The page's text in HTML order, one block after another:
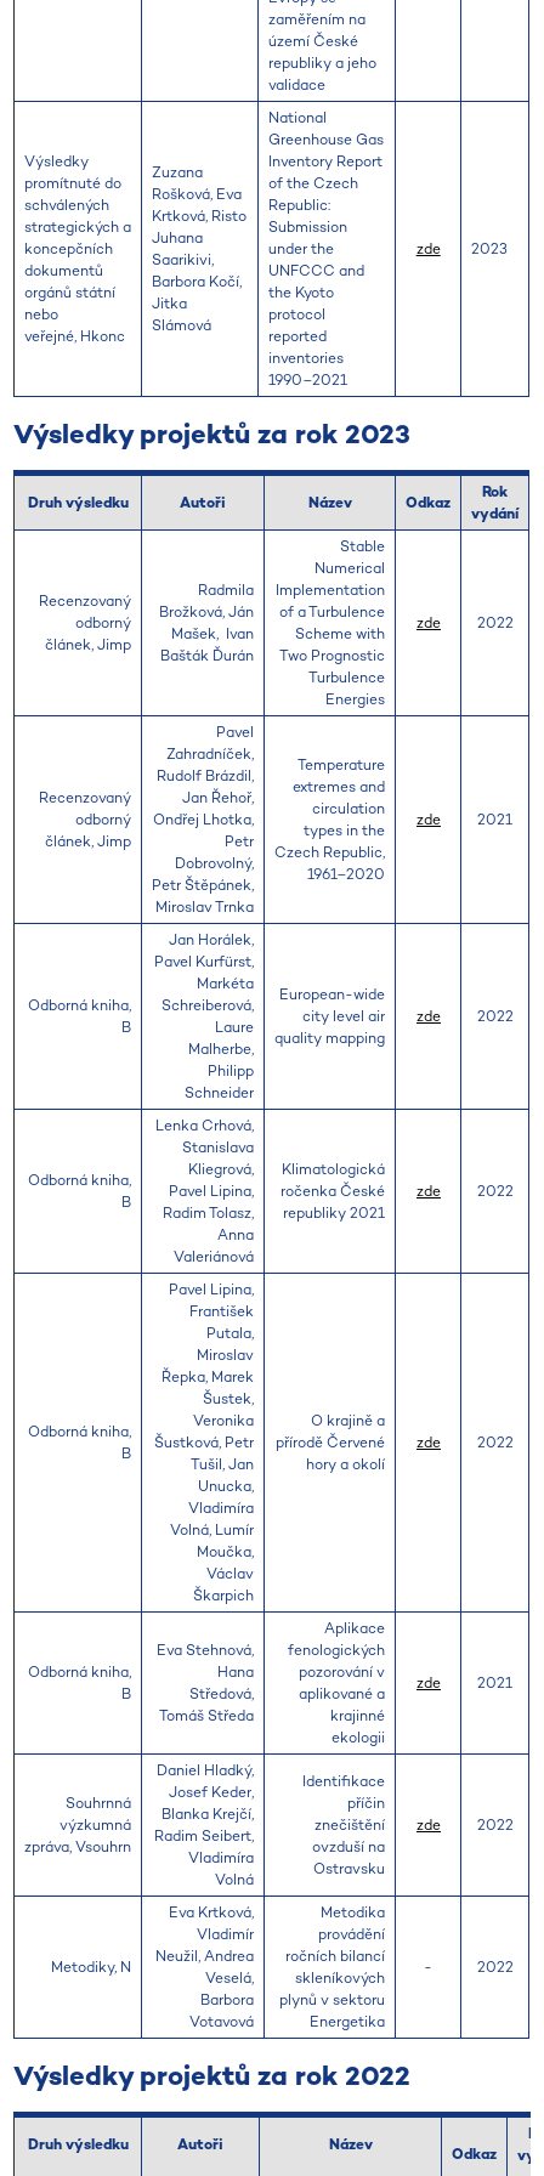
zaměřením na
území České
republiky a jeho
validace
Výsledky
promítnuté do
schválených
strategických a
koncepčních
dokumentů
orgánů státní
nebo
veřejné, Hkonc
Zuzana
Rošková, Eva
Krtková, Risto
Juhana
Saarikivi,
Barbora Kočí,
Jitka
Slámová
National
Greenhouse Gas
Inventory Report
of the Czech
Republic:
Submission
under the
UNFCCC and
the Kyoto
protocol
reported
inventories
1990–2021
zde 2023
Výsledky projektů za rok 2023
Druh výsledku Autoři Název Odkaz
Rok
vydání
Recenzovaný
odborný
článek, Jimp
Radmila
Brožková, Ján
Mašek, Ivan
Bašták Ďurán
Stable
Numerical
Implementation
of a Turbulence
Scheme with
Two Prognostic
Turbulence
Energies
zde 2022
Recenzovaný
odborný
článek, Jimp
Pavel
Zahradníček,
Rudolf Brázdil,
Jan Řehoř,
Ondřej Lhotka,
Petr
Dobrovolný,
Petr Štěpánek,
Miroslav Trnka
Temperature
extremes and
circulation
types in the
Czech Republic,
1961–2020
zde 2021
Odborná kniha,
B
Jan Horálek,
Pavel Kurfürst,
Markéta
Schreiberová,
Laure
Malherbe,
Philipp
Schneider
European-wide
city level air
quality mapping
zde 2022
Odborná kniha,
B
Lenka Crhová,
Stanislava
Kliegrová,
Pavel Lipina,
Radim Tolasz,
Anna
Valeriánová
Klimatologická
ročenka České
republiky 2021
zde 2022
Odborná kniha,
B
Pavel Lipina,
František
Putala,
Miroslav
Řepka, Marek
Šustek,
Veronika
Šustková, Petr
Tušil, Jan
Unucka,
Vladimíra
Volná, Lumír
Moučka,
Václav
Škarpich
O krajině a
přírodě Červené
hory a okolí
zde 2022
Odborná kniha,
B
Eva Stehnová,
Hana
Středová,
Tomáš Středa
Aplikace
fenologických
pozorování v
aplikované a
krajinné
ekologii
zde 2021
Souhrnná
výzkumná
zpráva, Vsouhrn
Daniel Hladký,
Josef Keder,
Blanka Krejčí,
Radim Seibert,
Vladimíra
Volná
Identifikace
příčin
znečištění
ovzduší na
Ostravsku
zde 2022
Metodiky, N
Eva Krtková,
Vladimír
Neužil, Andrea
Veselá,
Barbora
Votavová
Metodika
provádění
ročních bilancí
skleníkových
plynů v sektoru
Energetika
- 2022
Výsledky projektů za rok 2022
Druh výsledku Autoři Název Odkaz